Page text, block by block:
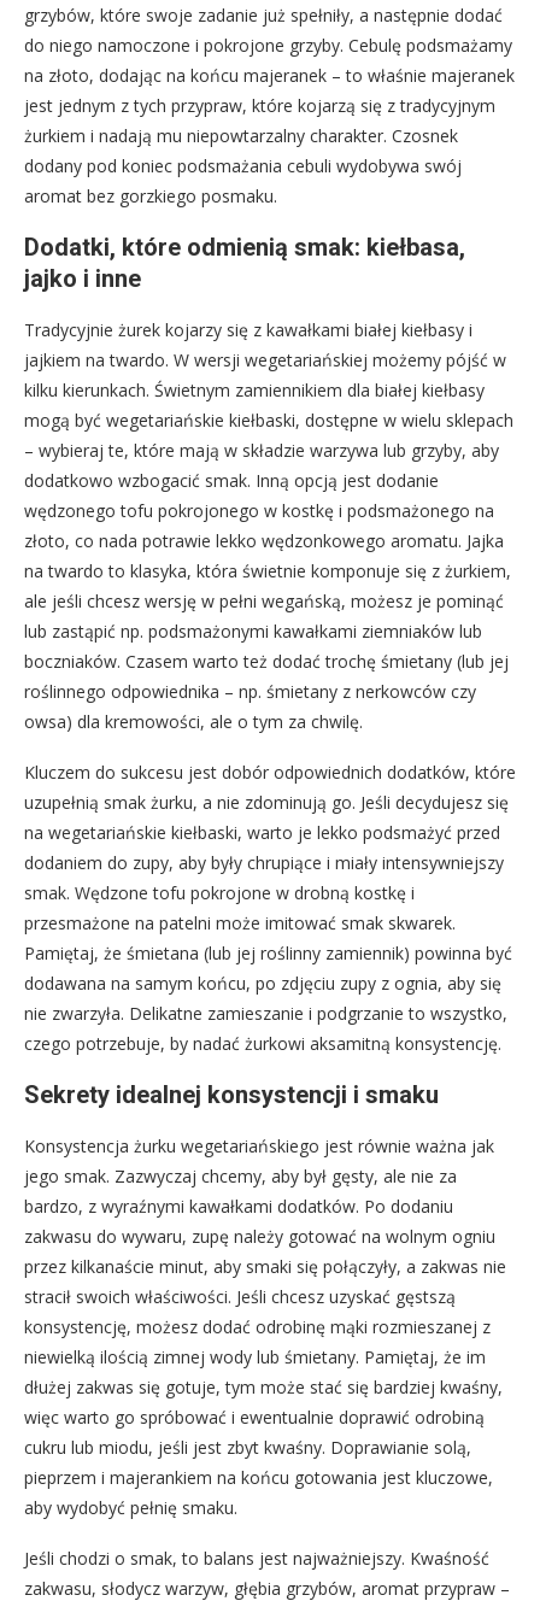
grzybów, które swoje zadanie już spełniły, a następnie dodać
do niego namoczone i pokrojone grzyby. Cebulę podsmażamy
na złoto, dodając na końcu majeranek – to właśnie majeranek
jest jednym z tych przypraw, które kojarzą się z tradycyjnym
żurkiem i nadają mu niepowtarzalny charakter. Czosnek
dodany pod koniec podsmażania cebuli wydobywa swój
aromat bez gorzkiego posmaku.
Dodatki, które odmienią smak: kiełbasa,
jajko i inne
Tradycyjnie żurek kojarzy się z kawałkami białej kiełbasy i
jajkiem na twardo. W wersji wegetariańskiej możemy pójść w
kilku kierunkach. Świetnym zamiennikiem dla białej kiełbasy
mogą być wegetariańskie kiełbaski, dostępne w wielu sklepach
– wybieraj te, które mają w składzie warzywa lub grzyby, aby
dodatkowo wzbogacić smak. Inną opcją jest dodanie
wędzonego tofu pokrojonego w kostkę i podsmażonego na
złoto, co nada potrawie lekko wędzonkowego aromatu. Jajka
na twardo to klasyka, która świetnie komponuje się z żurkiem,
ale jeśli chcesz wersję w pełni wegańską, możesz je pominąć
lub zastąpić np. podsmażonymi kawałkami ziemniaków lub
boczniaków. Czasem warto też dodać trochę śmietany (lub jej
roślinnego odpowiednika – np. śmietany z nerkowców czy
owsa) dla kremowości, ale o tym za chwilę.
Kluczem do sukcesu jest dobór odpowiednich dodatków, które
uzupełnią smak żurku, a nie zdominują go. Jeśli decydujesz się
na wegetariańskie kiełbaski, warto je lekko podsmażyć przed
dodaniem do zupy, aby były chrupiące i miały intensywniejszy
smak. Wędzone tofu pokrojone w drobną kostkę i
przesmażone na patelni może imitować smak skwarek.
Pamiętaj, że śmietana (lub jej roślinny zamiennik) powinna być
dodawana na samym końcu, po zdjęciu zupy z ognia, aby się
nie zwarzyła. Delikatne zamieszanie i podgrzanie to wszystko,
czego potrzebuje, by nadać żurkowi aksamitną konsystencję.
Sekrety idealnej konsystencji i smaku
Konsystencja żurku wegetariańskiego jest równie ważna jak
jego smak. Zazwyczaj chcemy, aby był gęsty, ale nie za
bardzo, z wyraźnymi kawałkami dodatków. Po dodaniu
zakwasu do wywaru, zupę należy gotować na wolnym ogniu
przez kilkanaście minut, aby smaki się połączyły, a zakwas nie
stracił swoich właściwości. Jeśli chcesz uzyskać gęstszą
konsystencję, możesz dodać odrobinę mąki rozmieszanej z
niewielką ilością zimnej wody lub śmietany. Pamiętaj, że im
dłużej zakwas się gotuje, tym może stać się bardziej kwaśny,
więc warto go spróbować i ewentualnie doprawić odrobiną
cukru lub miodu, jeśli jest zbyt kwaśny. Doprawianie solą,
pieprzem i majerankiem na końcu gotowania jest kluczowe,
aby wydobyć pełnię smaku.
Jeśli chodzi o smak, to balans jest najważniejszy. Kwaśność
zakwasu, słodycz warzyw, głębia grzybów, aromat przypraw –